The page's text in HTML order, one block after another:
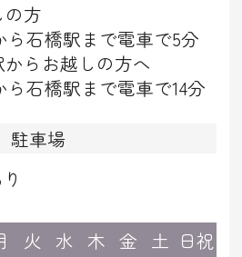
方
ら石橋駅まで電車で5分
らお越しの方へ
石橋駅まで電車で14分
駐車場
火 水 木 金 土 日祝